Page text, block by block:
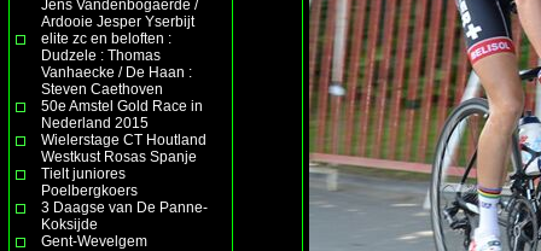
Jens Vandenbogaerde /
Ardooie Jesper Yserbijt
elite zc en beloften :
Dudzele : Thomas
Vanhaecke / De Haan :
Steven Caethoven
50e Amstel Gold Race in
Nederland 2015
Wielerstage CT Houtland
Westkust Rosas Spanje
Tielt juniores
Poelbergkoers
3 Daagse van De Panne-
Koksijde
Gent-Wevelgem